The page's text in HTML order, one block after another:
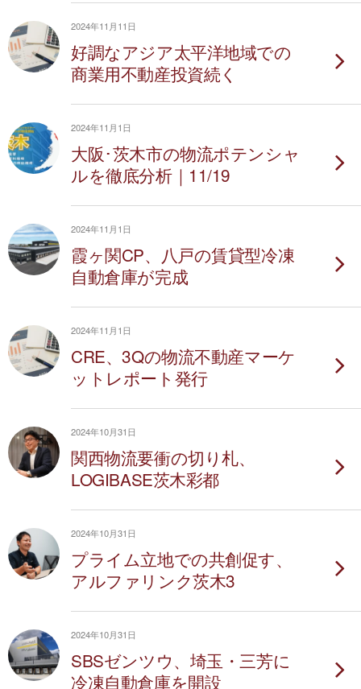
2024年11月11日
好調なアジア太平洋地域での
商業用不動産投資続く
2024年11月1日
大阪･茨木市の物流ポテンシャ
ルを徹底分析｜11/19
2024年11月1日
霞ヶ関CP、八戸の賃貸型冷凍
自動倉庫が完成
2024年11月1日
CRE、3Qの物流不動産マーケ
ットレポート発行
2024年10月31日
関西物流要衝の切り札、
LOGIBASE茨木彩都
2024年10月31日
プライム立地での共創促す、
アルファリンク茨木3
2024年10月31日
SBSゼンツウ、埼玉・三芳に
冷凍自動倉庫を開設